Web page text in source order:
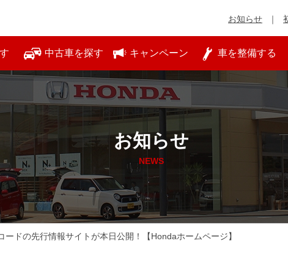
お知らせ
中古車を探す キャンペーン 車を整備する
お知らせ
NEWS
ードの先行情報サイトが本日公開！【Hondaホームページ】